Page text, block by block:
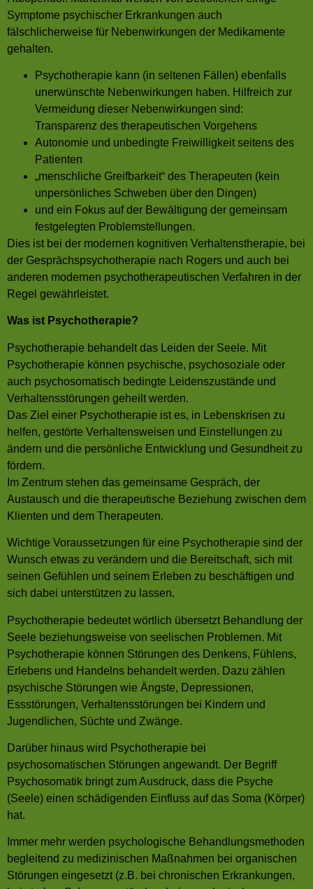
Symptome psychischer Erkrankungen auch
fälschlicherweise für Nebenwirkungen der Medikamente
gehalten.
Psychotherapie kann (in seltenen Fällen) ebenfalls
unerwünschte Nebenwirkungen haben. Hilfreich zur
Vermeidung dieser Nebenwirkungen sind:
Transparenz des therapeutischen Vorgehens
Autonomie und unbedingte Freiwilligkeit seitens des
Patienten
„menschliche Greifbarkeit“ des Therapeuten (kein
unpersönliches Schweben über den Dingen)
und ein Fokus auf der Bewältigung der gemeinsam
festgelegten Problemstellungen.
Dies ist bei der modernen kognitiven Verhaltenstherapie, bei
der Gesprächspsychotherapie nach Rogers und auch bei
anderen modernen psychotherapeutischen Verfahren in der
Regel gewährleistet.
Was ist Psychotherapie?
Psychotherapie behandelt das Leiden der Seele. Mit
Psychotherapie können psychische, psychosoziale oder
auch psychosomatisch bedingte Leidenszustände und
Verhaltensstörungen geheilt werden.
Das Ziel einer Psychotherapie ist es, in Lebenskrisen zu
helfen, gestörte Verhaltensweisen und Einstellungen zu
ändern und die persönliche Entwicklung und Gesundheit zu
fördern.
Im Zentrum stehen das gemeinsame Gespräch, der
Austausch und die therapeutische Beziehung zwischen dem
Klienten und dem Therapeuten.
Wichtige Voraussetzungen für eine Psychotherapie sind der
Wunsch etwas zu verändern und die Bereitschaft, sich mit
seinen Gefühlen und seinem Erleben zu beschäftigen und
sich dabei unterstützen zu lassen.
Psychotherapie bedeutet wörtlich übersetzt Behandlung der
Seele beziehungsweise von seelischen Problemen. Mit
Psychotherapie können Störungen des Denkens, Fühlens,
Erlebens und Handelns behandelt werden. Dazu zählen
psychische Störungen wie Ängste, Depressionen,
Essstörungen, Verhaltensstörungen bei Kindern und
Jugendlichen, Süchte und Zwänge.
Darüber hinaus wird Psychotherapie bei
psychosomatischen Störungen angewandt. Der Begriff
Psychosomatik bringt zum Ausdruck, dass die Psyche
(Seele) einen schädigenden Einfluss auf das Soma (Körper)
hat.
Immer mehr werden psychologische Behandlungsmethoden
begleitend zu medizinischen Maßnahmen bei organischen
Störungen eingesetzt (z.B. bei chronischen Erkrankungen,